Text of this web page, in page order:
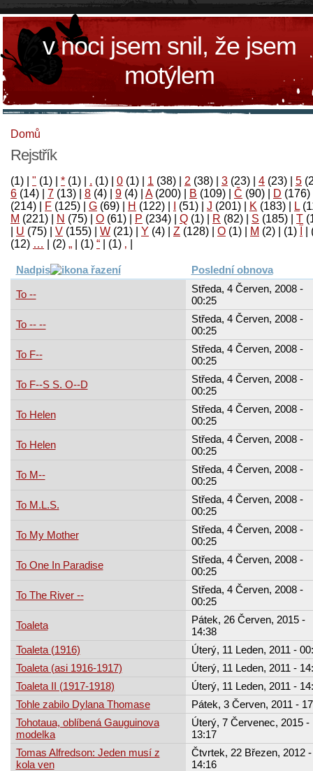
v noci jsem snil, že jsem
motýlem
Domů
Rejstřík
(1) " (1) * (1) . (1) 0 (1) 1 (38) 2 (38) 3 (23) 4 (23) 5
6 (14) 7 (13) 8 (4) 9 (4) A(200) B (109) Č (90) D (176)
(214)
F (125) G (69) H (122) (51) J (201) K (183) L
M (221) N (75) O (61) P (234) Q (1) R (82) S (185) T
U (75) V (155) W (21) Y (4) Z (128) Ο (1) М (2)
(1)
‚
(1)
“
(1)
„
(2)
…
(12)
Nadpis Poslední obnova
To --
Středa, 4 Červen, 2008 -
00:25
To -- --
Středa, 4 Červen, 2008 -
00:25
To F--
Středa, 4 Červen, 2008 -
00:25
To F--S S. O--D
Středa, 4 Červen, 2008 -
00:25
To Helen
Středa, 4 Červen, 2008 -
00:25
To Helen
Středa, 4 Červen, 2008 -
00:25
To M--
Středa, 4 Červen, 2008 -
00:25
To M.L.S.
Středa, 4 Červen, 2008 -
00:25
To My Mother
Středa, 4 Červen, 2008 -
00:25
To One In Paradise
Středa, 4 Červen, 2008 -
00:25
To The River --
Středa, 4 Červen, 2008 -
00:25
Toaleta
Pátek, 26 Červen, 2015 -
14:38
Toaleta (1916)
Úterý, 11 Leden, 2011 -
Toaleta (asi 1916-1917)
Úterý, 11 Leden, 2011 -
Toaleta II (1917-1918)
Úterý, 11 Leden, 2011 -
Tohle zabilo Dylana Thomase
Pátek, 3 Červen, 2011 -
Tohotaua, oblíbená Gauguinova
modelka
Úterý, 7 Červenec, 2015 -
13:17
Tomas Alfredson: Jeden musí z
kola ven
Čtvrtek, 22 Březen, 2012 -
14:16